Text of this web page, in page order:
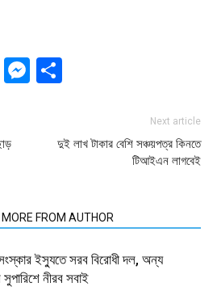
GmailMessenger
Next article
দুই লাখ টাকার বেশি সঞ্চয়পত্র কিনতে
টিআইএন লাগবেই
MORE FROM AUTHOR
ইস্যুতে সরব বিরোধী দল, অন্য
নীরব সবাই